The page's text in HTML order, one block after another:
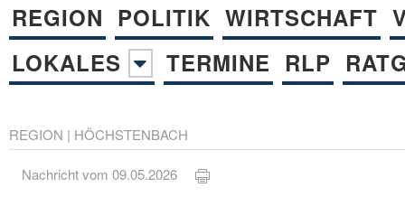
REGION POLITIK WIRTSCHAFT
LOKALES
TERMINE RLP
REGION | HÖCHSTENBACH
Nachricht vom 09.05.2026